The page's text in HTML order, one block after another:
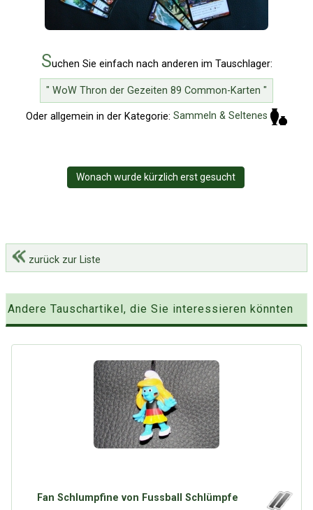
Suchen Sie einfach nach anderen im Tauschlager:
" WoW Thron der Gezeiten 89 Common-Karten "
Oder allgemein in der Kategorie: Sammeln & Seltenes
Wonach wurde kürzlich erst gesucht
zurück zur Liste
Andere Tauschartikel, die Sie interessieren könnten
Fan Schlumpfine von Fussball Schlümpfe